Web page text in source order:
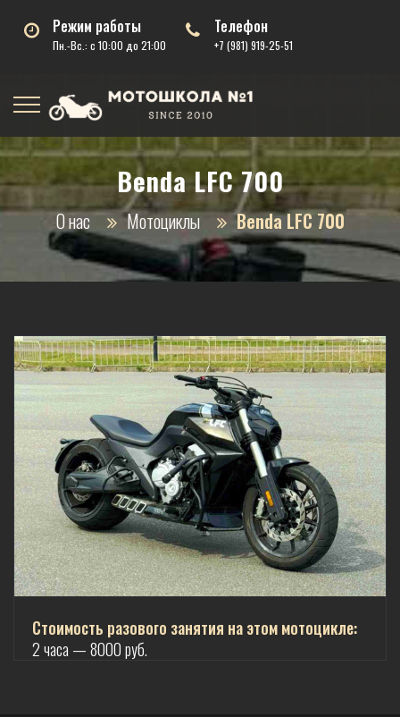
Режим работы
Пн.-Вс.: с 10:00 до 21:00
Телефон
+7 (981) 919-25-51
Benda LFC 700
О нас Мотоциклы Benda LFC 700
Стоимость разового занятия на этом мотоцикле:
2 часа — 8000 руб.